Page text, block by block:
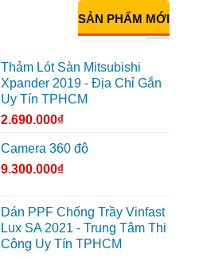
SẢN PHẨM MỚI
Thảm Lót Sàn Mitsubishi
Xpander 2019 - Địa Chỉ Gắn
Uy Tín TPHCM
2.690.000₫
Camera 360 độ
9.300.000₫
Dán PPF Chống Trầy Vinfast
Lux SA 2021 - Trung Tâm Thi
Công Uy Tín TPHCM